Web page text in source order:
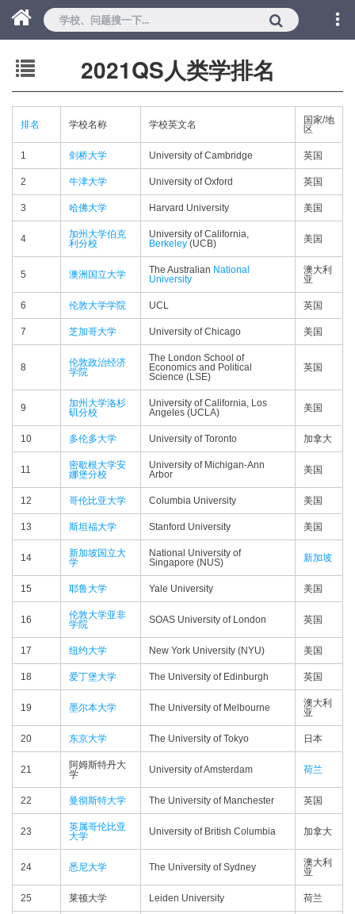
2021QS人类学排名
排名 学校名称 学校英文名
国家/地
区
1 剑桥大学 University of Cambridge 英国
2 牛津大学 University of Oxford 英国
3 哈佛大学 Harvard University 美国
4
加州大学伯克
利分校
University of California,
Berkeley (UCB) 美国
5 澳洲国立大学 The Australian National
University
澳大利
亚
6 伦敦大学学院 UCL 英国
7 芝加哥大学 University of Chicago 美国
8
伦敦政治经济
学院
The London School of
Economics and Political
Science (LSE)
英国
9
加州大学洛杉
矶分校
University of California, Los
Angeles (UCLA)
美国
10 多伦多大学 University of Toronto 加拿大
11
密歇根大学安
娜堡分校
University of Michigan-Ann
Arbor
美国
12 哥伦比亚大学 Columbia University 美国
13 斯坦福大学 Stanford University 美国
14
新加坡国立大
学
National University of
Singapore (NUS)
新加坡
15 耶鲁大学 Yale University 美国
16
伦敦大学亚非
学院
SOAS University of London 英国
17 纽约大学 New York University (NYU) 美国
18 爱丁堡大学 The University of Edinburgh 英国
19 墨尔本大学 The University of Melbourne
澳大利
亚
20 东京大学 The University of Tokyo 日本
21
阿姆斯特丹大
学
University of Amsterdam 荷兰
22 曼彻斯特大学 The University of Manchester 英国
23
英属哥伦比亚
大学
University of British Columbia 加拿大
24 悉尼大学 The University of Sydney
澳大利
亚
25 莱顿大学 Leiden University 荷兰